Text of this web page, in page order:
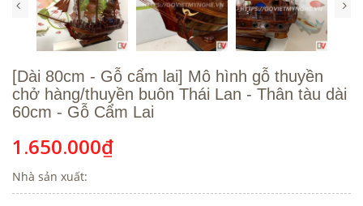
[Dài 80cm - Gỗ cẩm lai] Mô hình gỗ thuyền
chở hàng/thuyền buôn Thái Lan - Thân tàu dài
60cm - Gỗ Cẩm Lai
1.650.000₫
Nhà sản xuất: